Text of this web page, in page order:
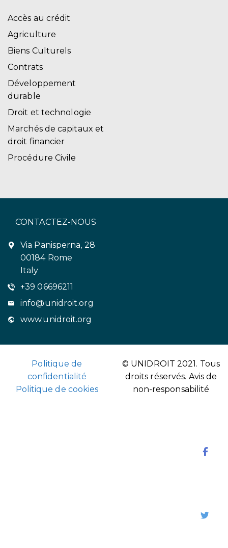
Accès au crédit
Agriculture
Biens Culturels
Contrats
Développement
durable
Droit et technologie
Marchés de capitaux et
droit financier
Procédure Civile
CONTACTEZ-NOUS
Via Panisperna, 28
00184 Rome
Italy
+39 06696211
info@unidroit.org
www.unidroit.org
Politique de
confidentialité
Politique de cookies
© UNIDROIT 2021. Tous
droits réservés. Avis de
non-responsabilité